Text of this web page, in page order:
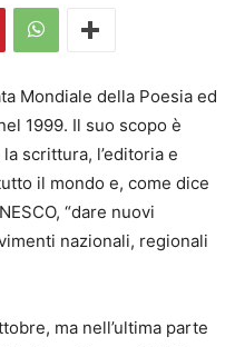
Mondiale della Poesia ed
1999. Il suo scopo è
scrittura, l’editoria e
il mondo e, come dice
“dare nuovi
nazionali, regionali
ma nell’ultima parte